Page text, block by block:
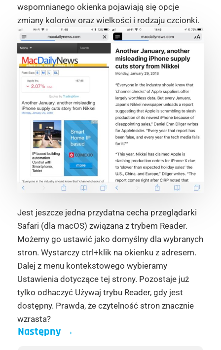
wspomnianego okienka pojawiają się opcje
zmiany kolorów oraz wielkości i rodzaju czcionki.
Jest jeszcze jedna przydatna cecha przeglądarki
Safari (dla macOS) związana z trybem Reader.
Możemy go ustawić jako domyślny dla wybranych
stron. Wystarczy ctrl+klik na okienku z adresem.
Dalej z menu kontekstowego wybieramy
Ustawienia dotyczące tej strony. Pozostaje już
tylko odhaczyć Używaj trybu Reader, gdy jest
dostępny. Prawda, że czytelność stron znacznie
wzrasta?
Następny→